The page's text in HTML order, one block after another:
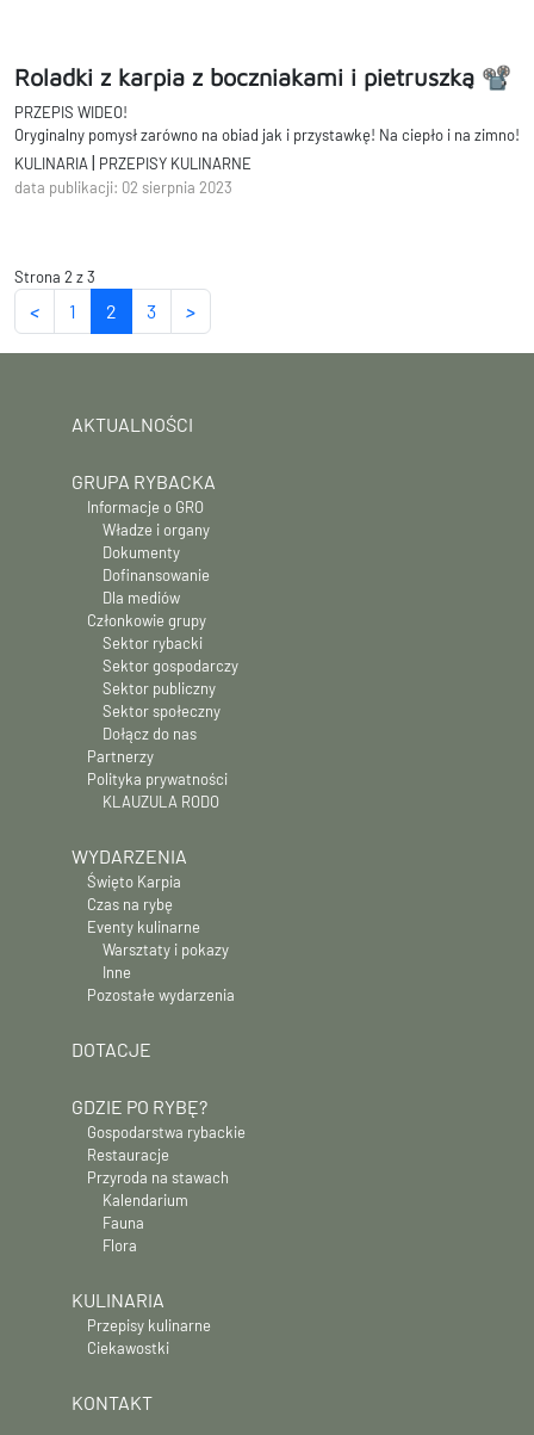
Roladki z karpia z boczniakami i pietruszką 📽
PRZEPIS WIDEO!
Oryginalny pomysł zarówno na obiad jak i przystawkę! Na ciepło i na zimno!
KULINARIA | PRZEPISY KULINARNE
data publikacji: 02 sierpnia 2023
Strona 2 z 3
< 1 2 3 >
AKTUALNOŚCI
GRUPA RYBACKA
Informacje o GRO
Władze i organy
Dokumenty
Dofinansowanie
Dla mediów
Członkowie grupy
Sektor rybacki
Sektor gospodarczy
Sektor publiczny
Sektor społeczny
Dołącz do nas
Partnerzy
Polityka prywatności
KLAUZULA RODO
WYDARZENIA
Święto Karpia
Czas na rybę
Eventy kulinarne
Warsztaty i pokazy
Inne
Pozostałe wydarzenia
DOTACJE
GDZIE PO RYBĘ?
Gospodarstwa rybackie
Restauracje
Przyroda na stawach
Kalendarium
Fauna
Flora
KULINARIA
Przepisy kulinarne
Ciekawostki
KONTAKT